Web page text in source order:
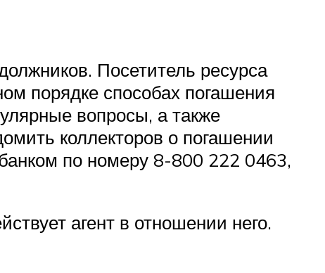
Посетитель ресурса
порядке способах погашения
вопросы, а также
коллекторов о погашении
по номеру 8-800 222 0463,
агент в отношении него.